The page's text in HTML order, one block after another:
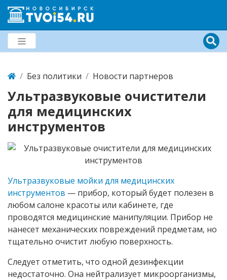
Без политики Новости партнеров
Ультразвуковые очистители
для медицинских
инструментов
Ультразвуковые мойки для медицинских
инструментов — прибор, который будет полезен в
любом салоне красоты или кабинете, где
проводятся медицинские манипуляции. Прибор не
нанесет механических повреждений предметам, но
тщательно очистит любую поверхность.
Следует отметить, что одной дезинфекции
недостаточно. Она нейтрализует микроорганизмы,